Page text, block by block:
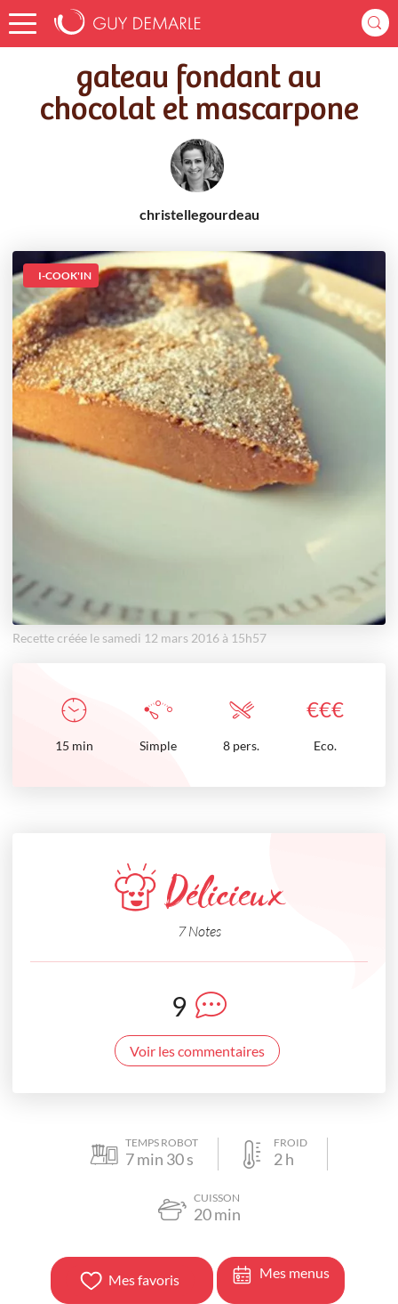
Accueil
Recettes
gateau fondant au chocolat et mascarpone
gateau fondant au
chocolat et mascarpone
christellegourdeau
I-COOK'IN
Recette créée le samedi 12 mars 2016 à 15h57
€€€
15 min Simple 8 pers. Eco.
Délicieux
7 Notes
9
Voir les commentaires
TEMPS ROBOT
7min 30s
FROID
2h
CUISSON
20min
Mes favoris Mes menus